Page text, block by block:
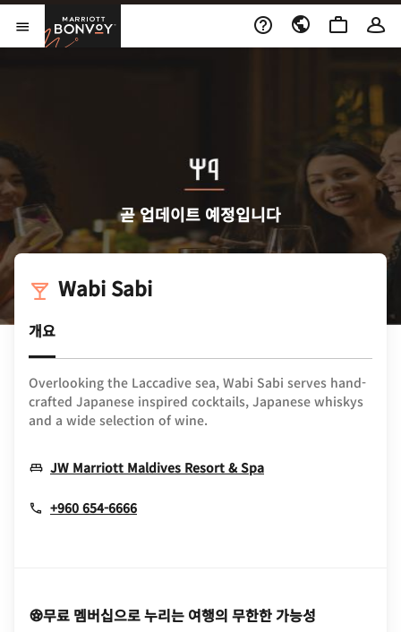
Skip to Content
메뉴 열기
Marriott Bonvoy
곧 업데이트 예정입니다
Wabi Sabi
개요
Overlooking the Laccadive sea, Wabi Sabi serves hand-
crafted Japanese inspired cocktails, Japanese whiskys
and a wide selection of wine.
JW Marriott Maldives Resort & SpaOpens In New
+960 654-6666
무료 멤버십으로 누리는 여행의 무한한 가능성